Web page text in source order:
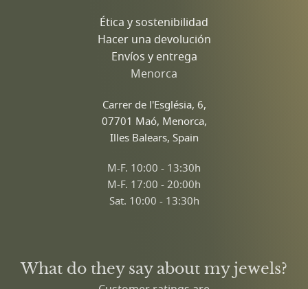
Ética y sostenibilidad
Hacer una devolución
Envíos y entrega
Menorca
Carrer de l'Església, 6,
07701 Maó, Menorca,
Illes Balears, Spain
M-F. 10:00 - 13:30h
M-F. 17:00 - 20:00h
Sat. 10:00 - 13:30h
What do they say about my jewels?